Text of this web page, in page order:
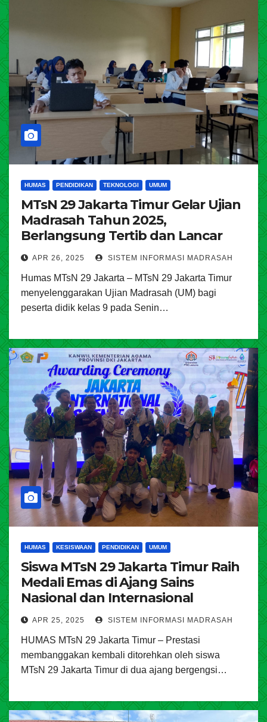
HUMAS PENDIDIKAN TEKNOLOGI UMUM
MTsN 29 Jakarta Timur Gelar Ujian
Madrasah Tahun 2025,
Berlangsung Tertib dan Lancar
APR 26, 2025 SISTEM INFORMASI MADRASAH
Humas MTsN 29 Jakarta – MTsN 29 Jakarta Timur
menyelenggarakan Ujian Madrasah (UM) bagi
peserta didik kelas 9 pada Senin…
HUMAS KESISWAAN PENDIDIKAN UMUM
Siswa MTsN 29 Jakarta Timur Raih
Medali Emas di Ajang Sains
Nasional dan Internasional
APR 25, 2025 SISTEM INFORMASI MADRASAH
HUMAS MTsN 29 Jakarta Timur – Prestasi
membanggakan kembali ditorehkan oleh siswa
MTsN 29 Jakarta Timur di dua ajang bergengsi…